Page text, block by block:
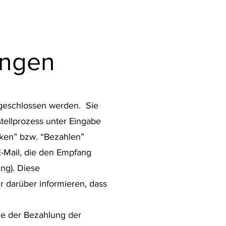
werden. Sie
unter Eingabe
bzw. “Bezahlen”
die den Empfang
Diese
darüber informieren, dass
der Bezahlung der